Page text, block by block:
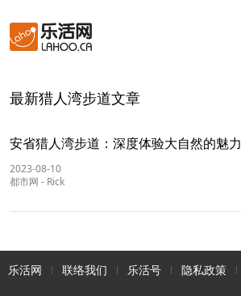
最新猎人湾步道文章
安省猎人湾步道：深度体验大自然的魅力
2023-08-10
都市网 - Rick
乐活网 联络我们 乐活号 隐私政策